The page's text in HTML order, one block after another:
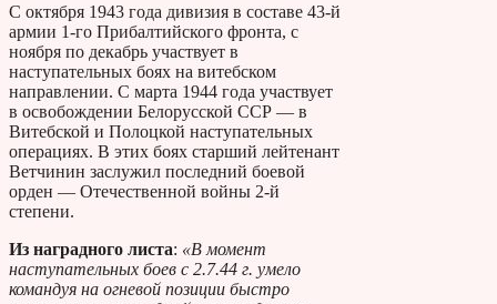
С октября 1943 года дивизия в составе 43-й
армии 1-го Прибалтийского фронта, с
ноября по декабрь участвует в
наступательных боях на витебском
направлении. С марта 1944 года участвует
в освобождении Белорусской ССР — в
Витебской и Полоцкой наступательных
операциях. В этих боях старший лейтенант
Ветчинин заслужил последний боевой
орден — Отечественной войны 2-й
степени.
Из наградного листа: «В момент
наступательных боев с 2.7.44 г. умело
командуя на огневой позиции быстро